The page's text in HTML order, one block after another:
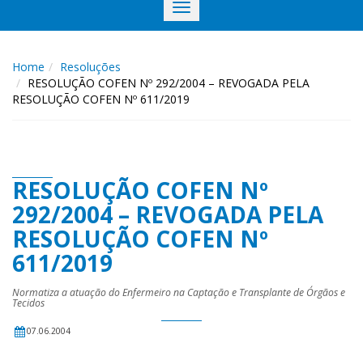
Toggle
navigation
Home
Resoluções
RESOLUÇÃO COFEN Nº 292/2004 – REVOGADA PELA
RESOLUÇÃO COFEN Nº 611/2019
RESOLUÇÃO COFEN Nº
292/2004 – REVOGADA PELA
RESOLUÇÃO COFEN Nº
611/2019
Normatiza a atuação do Enfermeiro na Captação e Transplante de Órgãos e
Tecidos
07.06.2004